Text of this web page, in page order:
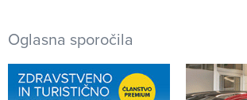
Oglasna sporočila